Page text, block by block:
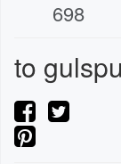
698
to